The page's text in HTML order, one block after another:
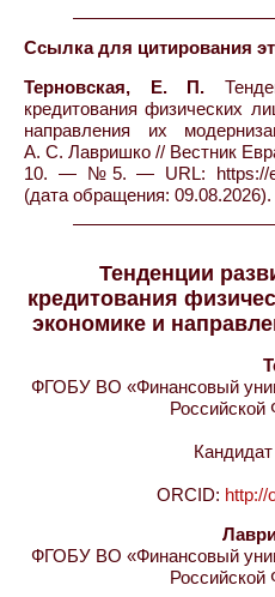
Ссылка для цитирования
Терновская, Е. П.
кредитования физических
направления их
А. С. Лавришко // Вестник
10. — №5. — URL: https://
(дата обращения: 09.08.2026).
Тенденции
кредитования
экономике и
ФГОБУ ВО «Финансовый
Российской
ORCID: http://
ФГОБУ ВО «Финансовый
Российской